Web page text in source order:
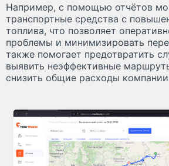
Например, с помощью отчётов
транспортные средства с
топлива, что позволяет
проблемы и минимизировать
также помогает предотвратить
выявить неэффективные
снизить общие расходы